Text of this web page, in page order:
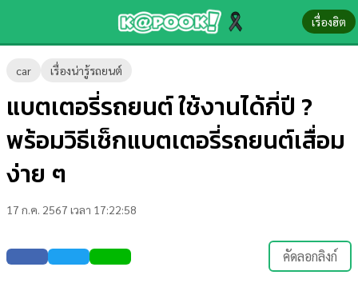
เรื่องฮิต
car เรื่องน่ารู้รถยนต์
แบตเตอรี่รถยนต์ ใช้งานได้กี่ปี ?
พร้อมวิธีเช็กแบตเตอรี่รถยนต์เสื่อม
ง่าย ๆ
17 ก.ค. 2567 เวลา 17:22:58
คัดลอกลิงก์
ข่าว-
ความ
รู้
บันเทิง
ตรวจ
หวย